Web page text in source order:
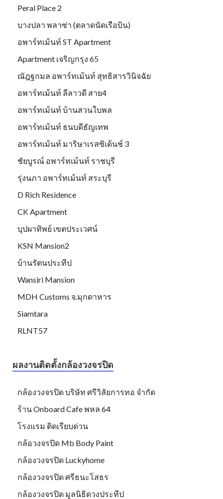
Peral Place 2
บางปลา พลาซ่า (ตลาดนัดเรือบิน)
อพาร์ทเม้นท์ ST Apartment
Apartment เจริญกรุง 65
ณัฎฐกมล อพาร์ทเม้นท์ สุทธิสารวินิจฉัย
อพาร์ทเม้นท์ ลีลาวดี สาย4
อพาร์ทเม้นท์ บ้านสวนใบพล
อพาร์ทเม้นท์ ธนบดีธัญเทพ
อพาร์ทเม้นท์ มาริษาเรสซิเด้นช์ 3
ชัยบูรณ์ อพาร์ทเม้นท์ ราชบุรี
รุ่งนภา อพาร์ทเม้นท์ สระบุรี
D Rich Residence
CK Apartment
บุปผาทิพย์ เขตประเวศน์
KSN Mansion2
บ้านรัตนประทีป
Wansiri Mansion
MDH Customs จ.มุกดาหาร
Siamtara
RLNT57
ผลงานติดตั้งกล้องวงจรปิด
กล้องวงจรปิด บริษัท ศรีวิลัยการทอ จำกัด
ร้าน Onboard Cafe พหล 64
โรงแรม ติดเรียบด่วน
กล้อวงจรปิด Mb Body Paint
กล้องวงจรปิด Luckyhome
กล้องวงจรปิด ศรีธนะโสธร
กล้องวงจรปิด มูลนิธิดวงประทีป